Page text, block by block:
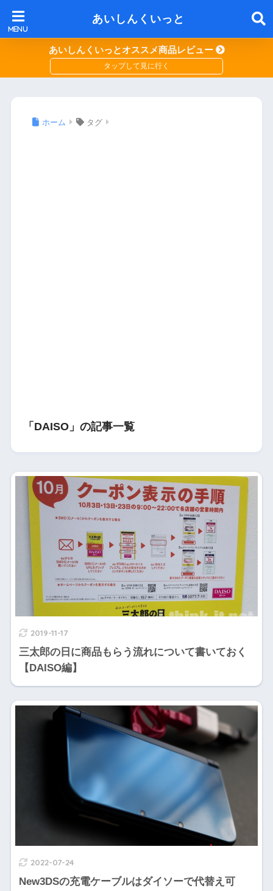
あいしんくいっと
あいしんくいっとオススメ商品レビュー
ホーム タグ
「DAISO」の記事一覧
2019-11-17
三太郎の日に商品もらう流れについて書いておく
【DAISO編】
2022-07-24
New3DSの充電ケーブルはダイソーで代替え可